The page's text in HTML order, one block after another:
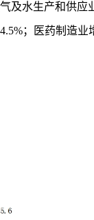
及水生产和供应
.5%；医药制造业